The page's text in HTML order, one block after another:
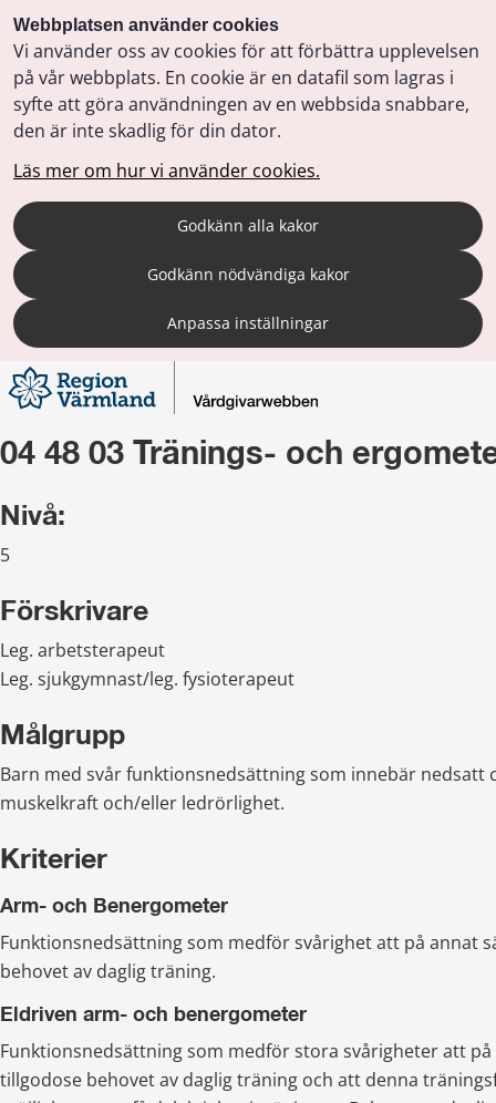
Webbplatsen använder cookies
Vi använder oss av cookies för att förbättra upplevelsen
på vår webbplats. En cookie är en datafil som lagras i
syfte att göra användningen av en webbsida snabbare,
den är inte skadlig för din dator.
Läs mer om hur vi använder cookies.
Godkänn alla kakor
Godkänn nödvändiga kakor
Anpassa inställningar
04 48 03 Tränings- och
Nivå:
5
Förskrivare
Leg. arbetsterapeut
Leg. sjukgymnast/leg. fysioterapeut
Målgrupp
Barn med svår funktionsnedsättning som innebär nedsatt
muskelkraft och/eller ledrörlighet.
Kriterier
Arm- och Benergometer
Funktionsnedsättning som medför svårighet att på annat
behovet av daglig träning.
Eldriven arm- och benergometer
Funktionsnedsättning som medför stora svårigheter att
tillgodose behovet av daglig träning och att denna